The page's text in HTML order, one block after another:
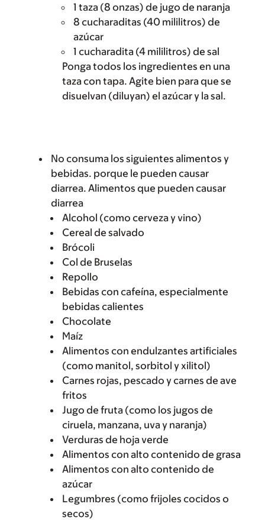
1 taza (8 onzas) de jugo de naranja
8 cucharaditas (40 mililitros) de
azúcar
1 cucharadita (4 mililitros) de sal
Ponga todos los ingredientes en una
taza con tapa. Agite bien para que se
disuelvan (diluyan) el azúcar y la sal.
No consuma los siguientes alimentos y
bebidas. porque le pueden causar
diarrea. Alimentos que pueden causar
diarrea
Alcohol (como cerveza y vino)
Cereal de salvado
Brócoli
Col de Bruselas
Repollo
Bebidas con cafeína, especialmente
bebidas calientes
Chocolate
Maíz
Alimentos con endulzantes artificiales
(como manitol, sorbitol y xilitol)
Carnes rojas, pescado y carnes de ave
fritos
Jugo de fruta (como los jugos de
ciruela, manzana, uva y naranja)
Verduras de hoja verde
Alimentos con alto contenido de grasa
Alimentos con alto contenido de
azúcar
Legumbres (como frijoles cocidos o
secos)